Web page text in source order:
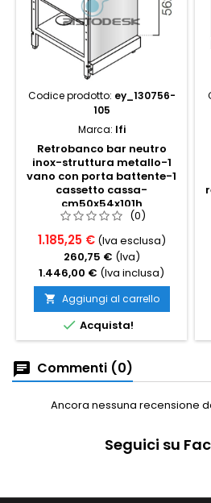
Codice prodotto: ey_130756-
105
Marca: Ifi
Retrobanco bar neutro
inox-struttura metallo-1
vano con porta battente-1
cassetto cassa-
cm50x54x101h
(0)
1.185,25 € (Iva esclusa)
260,75 € (Iva)
1.446,00 € (Iva inclusa)
 Aggiungi al carrello
 Acquista!
Commenti (0)
Ancora nessuna recensione
Seguici su